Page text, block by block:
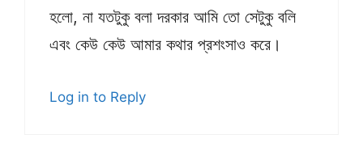
হলো, না যতটুকু বলা দরকার আমি তো সেটুকু বলি
এবং কেউ কেউ আমার কথার প্রশংসাও করে।
Log in to Reply